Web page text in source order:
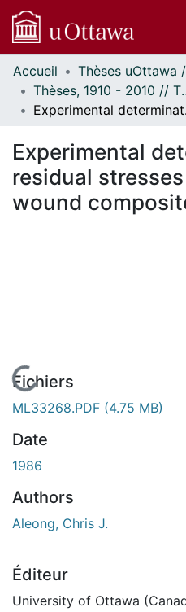
Communautés
et collections
Parcourir
À propos
Accueil
Thèses,
Experimental
residual
wound
En cours de chargement...
Fichiers
ML33268.PDF (4.75 MB)
Date
1986
Authors
Aleong, Chris J.
Éditeur
University of Ottawa